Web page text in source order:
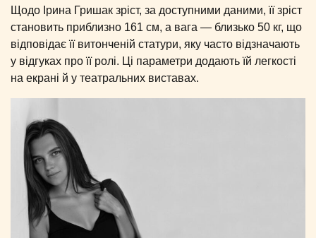
Щодо Ірина Гришак зріст, за доступними даними, її зріст
становить приблизно 161 см, а вага — близько 50 кг, що
відповідає її витонченій статури, яку часто відзначають
у відгуках про її ролі. Ці параметри додають їй легкості
на екрані й у театральних виставах.